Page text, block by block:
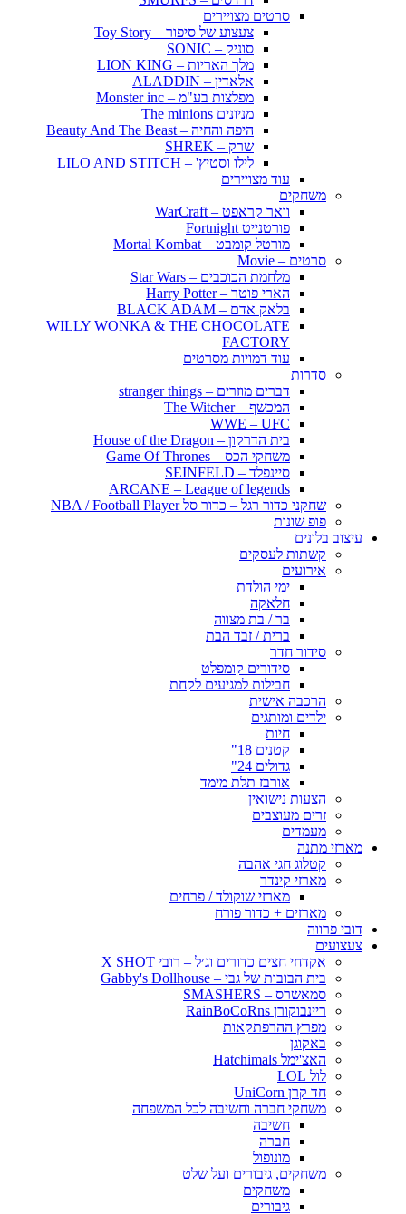
סרטים מצויירים
צעצוע של סיפור – Toy Story
סוניק – SONIC
מלך האריות – LION KING
אלאדין – ALADDIN
מפלצות בע"מ – Monster inc
מניונים The minions
היפה והחיה – Beauty And The Beast
שרק – SHREK
לילו וסטיץ' – LILO AND STITCH
עוד מצויירים
משחקים
וואר קראפט – WarCraft
פורטנייט Fortnight
מורטל קומבט – Mortal Kombat
סרטים – Movie
מלחמת הכוכבים – Star Wars
הארי פוטר – Harry Potter
בלאק אדם – BLACK ADAM
WILLY WONKA & THE CHOCOLATE
FACTORY
עוד דמויות מסרטים
סדרות
דברים מוזרים – stranger things
המכשף – The Witcher
WWE – UFC
בית הדרקון – House of the Dragon
משחקי הכס – Game Of Thrones
סיינפלד – SEINFELD
ARCANE – League of legends
שחקני כדור רגל – כדור סל NBA / Football Player
פופ שונות
עיצוב בלונים
קשתות לעסקים
אירועים
ימי הולדת
חלאקה
בר / בת מצווה
ברית / זבד הבת
סידור חדר
סידורים קומפלט
חבילות למגיעים לקחת
הרכבה אישית
ילדים ומותגים
חיות
קטנים 18"
גדולים 24"
אורבז תלת מימד
הצעות נישואין
זרים מעוצבים
מעמדים
מארזי מתנה
קטלוג חגי אהבה
מארזי קינדר
מארזי שוקולד / פרחים
מארזים + כדור פורח
דובי פרווה
צעצועים
אקדחי חצים כדורים וג׳ל – רובי X SHOT
בית הבובות של גבי – Gabby's Dollhouse
סמאשרס – SMASHERS
ריינבוקורן RainBoCoRns
מפרץ ההרפתקאות
באקוגן
האצ'ימל Hatchimals
לול LOL
חד קרן UniCorn
משחקי חברה וחשיבה לכל המשפחה
חשיבה
חברה
מונופול
משחקים, גיבורים ועל שלט
משחקים
גיבורים